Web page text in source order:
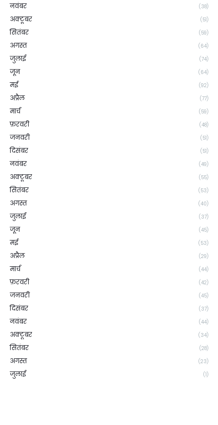
नवंबर (38)
अक्टूबर (51)
सितंबर (59)
अगस्त (64)
जुलाई (74)
जून (64)
मई (92)
अप्रैल (77)
मार्च (59)
फ़रवरी (48)
जनवरी (51)
दिसंबर (51)
नवंबर (49)
अक्टूबर (55)
सितंबर (53)
अगस्त (40)
जुलाई (37)
जून (45)
मई (53)
अप्रैल (29)
मार्च (44)
फ़रवरी (42)
जनवरी (45)
दिसंबर (37)
नवंबर (44)
अक्टूबर (34)
सितंबर (28)
अगस्त (23)
जुलाई (1)